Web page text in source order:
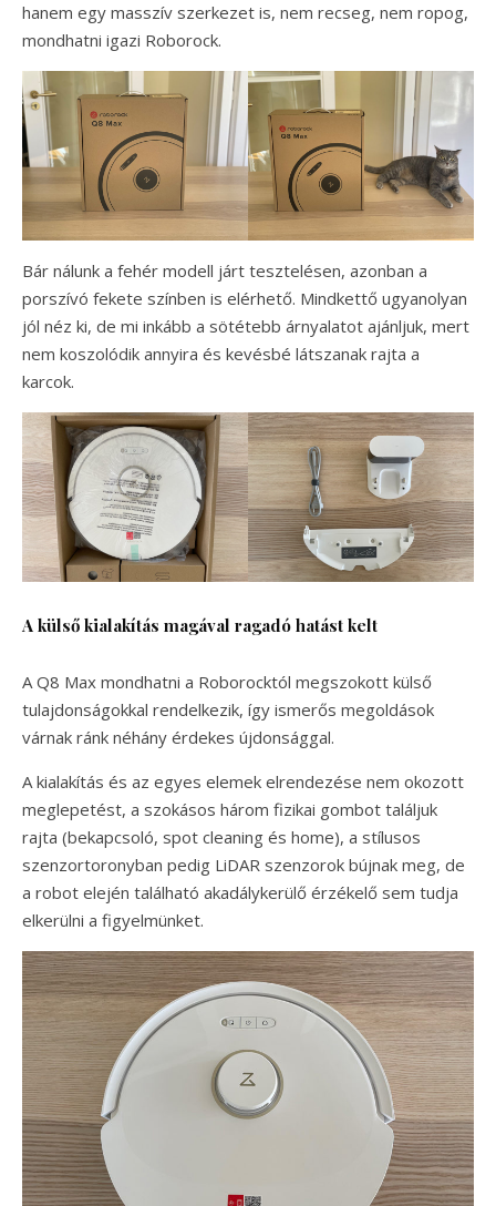
hanem egy masszív szerkezet is, nem recseg, nem ropog,
mondhatni igazi Roborock.
Bár nálunk a fehér modell járt tesztelésen, azonban a
porszívó fekete színben is elérhető. Mindkettő ugyanolyan
jól néz ki, de mi inkább a sötétebb árnyalatot ajánljuk, mert
nem koszolódik annyira és kevésbé látszanak rajta a
karcok.
A külső kialakítás magával ragadó hatást kelt
A Q8 Max mondhatni a Roborocktól megszokott külső
tulajdonságokkal rendelkezik, így ismerős megoldások
várnak ránk néhány érdekes újdonsággal.
A kialakítás és az egyes elemek elrendezése nem okozott
meglepetést, a szokásos három fizikai gombot találjuk
rajta (bekapcsoló, spot cleaning és home), a stílusos
szenzortoronyban pedig LiDAR szenzorok bújnak meg, de
a robot elején található akadálykerülő érzékelő sem tudja
elkerülni a figyelmünket.